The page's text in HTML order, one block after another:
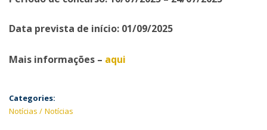
Data prevista de início: 01/09/2025
Mais informações – aqui
Categories:
Notícias
Notícias